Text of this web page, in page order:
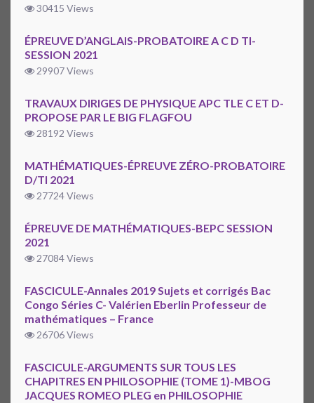
30415 Views
ÉPREUVE D’ANGLAIS-PROBATOIRE A C D TI-
SESSION 2021
29907 Views
TRAVAUX DIRIGES DE PHYSIQUE APC TLE C ET D-
PROPOSE PAR LE BIG FLAGFOU
28192 Views
MATHÉMATIQUES-ÉPREUVE ZÉRO-PROBATOIRE
D/TI 2021
27724 Views
ÉPREUVE DE MATHÉMATIQUES-BEPC SESSION
2021
27084 Views
FASCICULE-Annales 2019 Sujets et corrigés Bac
Congo Séries C- Valérien Eberlin Professeur de
mathématiques – France
26706 Views
FASCICULE-ARGUMENTS SUR TOUS LES
CHAPITRES EN PHILOSOPHIE (TOME 1)-MBOG
JACQUES ROMEO PLEG en PHILOSOPHIE